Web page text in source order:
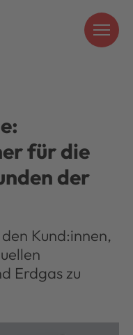
für die
der
Kund:innen,
Erdgas zu